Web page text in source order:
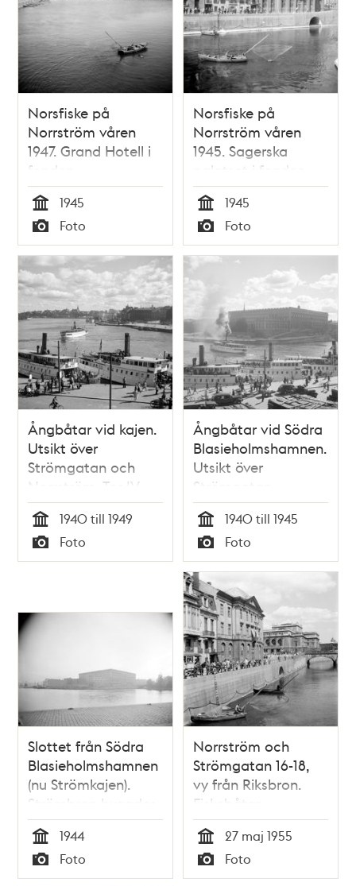
Norsfiske på
Norrström våren
1947. Grand Hotell i
fonden
Tid
1945
Typ
Foto
Norsfiske på
Norrström våren
1945. Sagerska
palatset i fonden
Tid
1945
Typ
Foto
Ångbåtar vid kajen.
Utsikt över
Strömgatan och
Norrström. Tor IV
Tid
1940 till 1949
Typ
Foto
Ångbåtar vid Södra
Blasieholmshamnen.
Utsikt över
Strömgatan,
Norrström och
Slottet. Nu
Strömkajen
Tid
1940 till 1945
Typ
Foto
Slottet från Södra
Blasieholmshamnen
(nu Strömkajen).
Strömbron byggdes
här 1945-46 över
Norrström
Tid
1944
Typ
Foto
Norrström och
Strömgatan 16-18,
vy från Riksbron.
Fiskebåtar,
håvbåtar, och
åskådare.
Operahuset i fonden
Tid
27 maj 1955
Typ
Foto